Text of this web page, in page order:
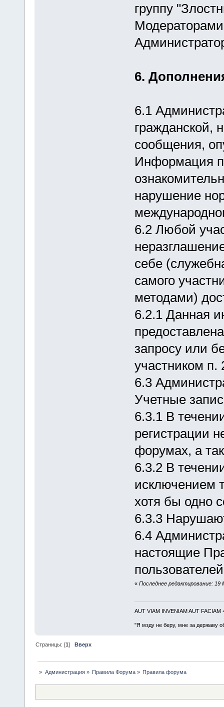
группу
6.
6.1
гражданской,
сообщения,
Информация
нарушение
6.2 Любой
себе
самого
методами)
6.2.1 Данная
запросу или
участником
6.3
Учетные
6.3.1 В
регистрации
форумах, а
6.3.2 В
исключением
хотя бы одно
6.3.3
6.4
настоящие
« Последнее редактирование:
AUT VIAM INVENIAM AUT FACIAM
"Я мзду не беру, мне за державу
Страницы: [1]Вверх
» Администрация» Правила Форума» Правила форума